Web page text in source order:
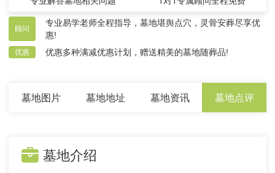
顾问
专业易学老师全程指导，墓地堪舆点穴，灵骨安葬尽享优
惠!
优惠 优惠多种满减优惠计划，赠送精美的墓地随葬品!
墓地图片 墓地地址 墓地资讯 墓地点评
墓地介绍